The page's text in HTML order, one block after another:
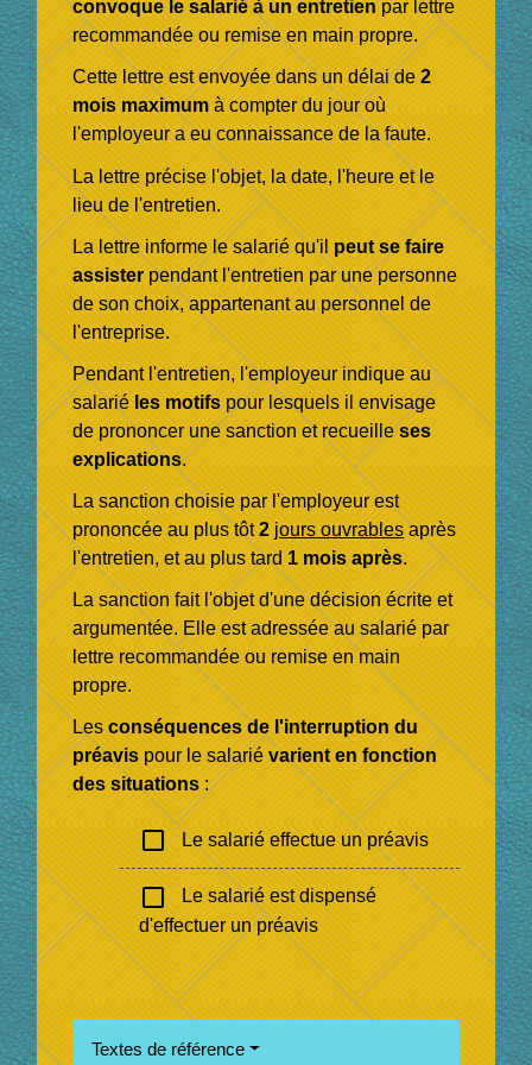
convoque le salarié à un entretienpar lettre
recommandée ou remise en main propre.
Cette lettre est envoyée dans un délai de2
mois maximumà compter du jour où
l'employeur a eu connaissance de la faute.
La lettre précise l'objet, la date, l'heure et le
lieu de l'entretien.
La lettre informe le salarié qu'ilpeut se faire
assisterpendant l'entretien par une personne
de son choix, appartenant au personnel de
l'entreprise.
Pendant l'entretien, l'employeur indique au
salariéles motifspour lesquels il envisage
de prononcer une sanction et recueilleses
explications.
La sanction choisie par l'employeur est
prononcée au plus tôt2jours ouvrablesaprès
l'entretien, et au plus tard1 mois après.
La sanction fait l'objet d'une décision écrite et
argumentée. Elle est adressée au salarié par
lettre recommandée ou remise en main
propre.
Lesconséquences de l'interruption du
préavispour le salariévarient en fonction
des situations:
check_box_outline_blank Le salarié effectue un préavis
check_box_outline_blank Le salarié est dispensé
d'effectuer un préavis
Textes de référence